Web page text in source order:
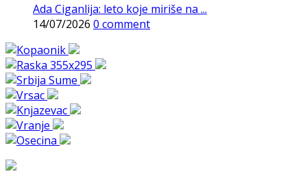
Ada Ciganlija: leto koje miriše na ...
14/07/2026 0 comment